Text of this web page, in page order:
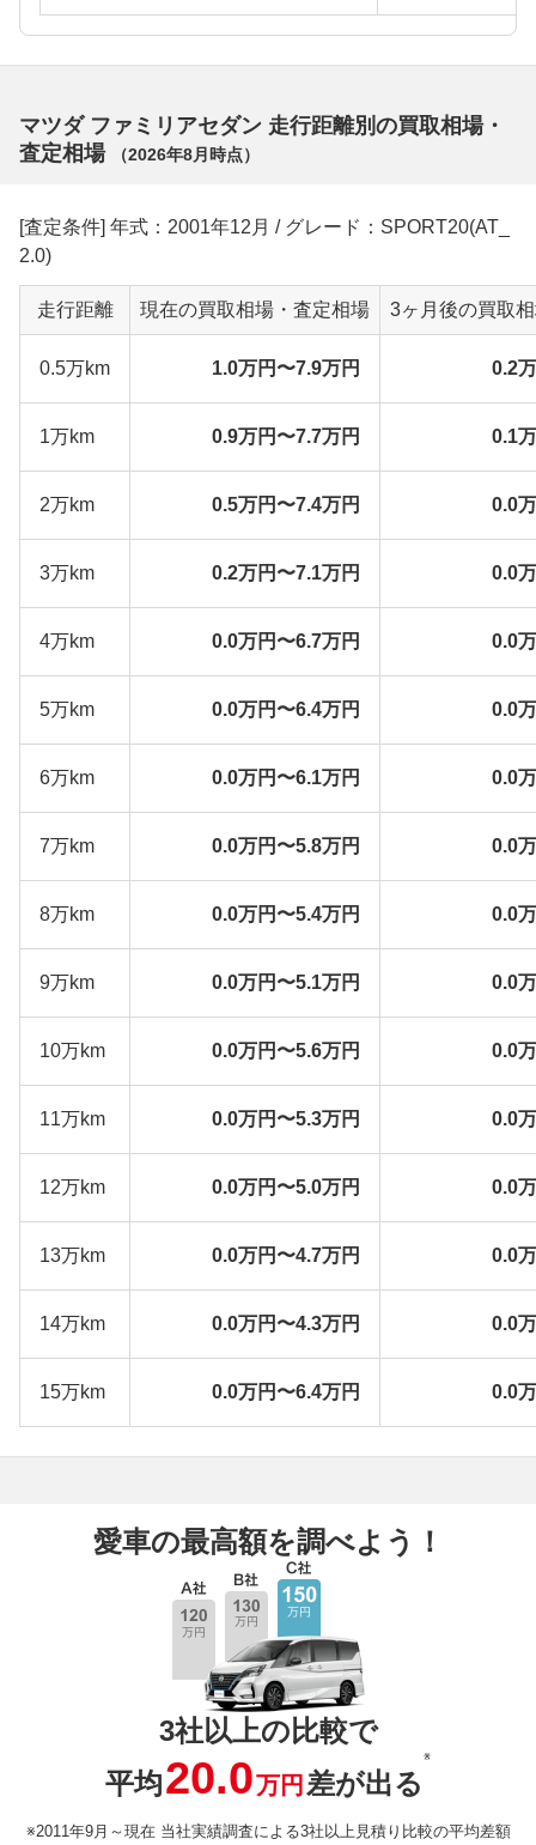
マツダ ファミリアセダン 走行距離別の買取相場・
査定相場
（2026年8月 時点）
[査定条件] 年式：2001年12月 / グレード：SPORT20(AT_
2.0)
走行距離 現在の買取相場・査定相場 3ヶ月後の買取
0.5万km 1.0万円〜7.9万円 0.2
1万km 0.9万円〜7.7万円 0.1
2万km 0.5万円〜7.4万円 0.0
3万km 0.2万円〜7.1万円 0.0
4万km 0.0万円〜6.7万円 0.0
5万km 0.0万円〜6.4万円 0.0
6万km 0.0万円〜6.1万円 0.0
7万km 0.0万円〜5.8万円 0.0
8万km 0.0万円〜5.4万円 0.0
9万km 0.0万円〜5.1万円 0.0
10万km 0.0万円〜5.6万円 0.0
11万km 0.0万円〜5.3万円 0.0
12万km 0.0万円〜5.0万円 0.0
13万km 0.0万円〜4.7万円 0.0
14万km 0.0万円〜4.3万円 0.0
15万km 0.0万円〜6.4万円 0.0
愛車の最高額を調べよう！
3社以上の比較で
平均20.0万円 差が出る
※
※2011年9月～現在 当社実績調査による3社以上見積り比較の平均差額